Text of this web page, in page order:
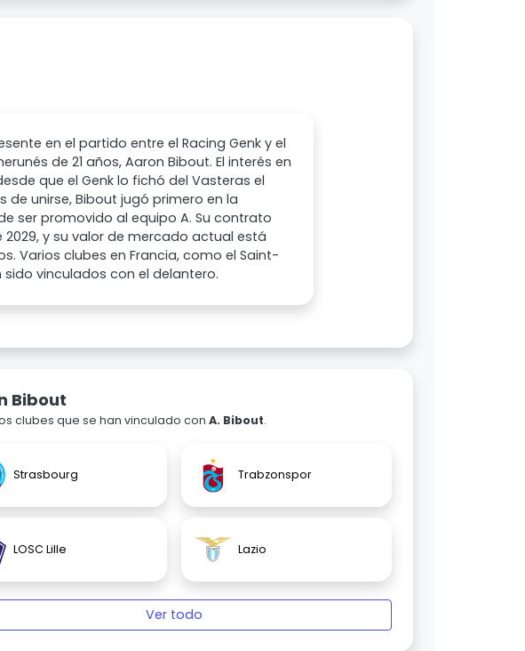
en el partido entre el Racing Genk y el
de 21 años, Aaron Bibout. El interés en
que el Genk lo fichó del Vasteras el
de unirse, Bibout jugó primero en la
ser promovido al equipo A. Su contrato
y su valor de mercado actual está
Varios clubes en Francia, como el Saint-
sido vinculados con el delantero.
Bibout
clubes que se han vinculado con A. Bibout.
Strasbourg Trabzonspor
LOSC Lille Lazio
Ver todo